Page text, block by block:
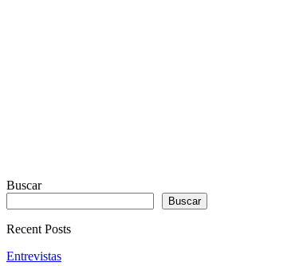
Buscar
Buscar
Recent Posts
Entrevistas